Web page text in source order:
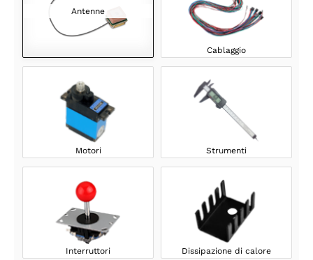
Antenne
Cablaggio
Motori Strumenti
Interruttori Dissipazione di calore